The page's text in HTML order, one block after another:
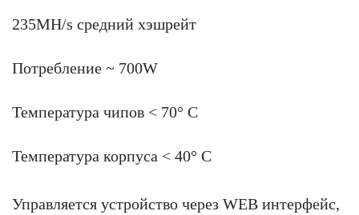
235MH/s средний хэшрейт
Потребление ~ 700W
Температура чипов < 70° C
Температура корпуса < 40° C
Управляется устройство через WEB интерфейс,